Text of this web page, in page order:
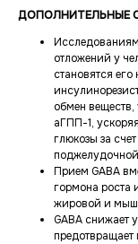
ДОПОЛНИТЕЛЬНЫЕ
отложений у
становятся
обмен веществ,
аГПП-1,
глюкозы за
Прием GABA
гормона роста
жировой и
GABA снижает